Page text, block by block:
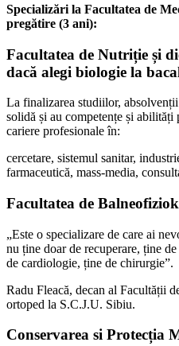
Specializări la Facultatea de
pregătire (3 ani):
Facultatea de Nutriție și
dacă alegi biologie la
La finalizarea studiilor,
solidă și au competențe și abilități
cariere profesionale în:
cercetare, sistemul sanitar,
farmaceutică, mass-media,
Facultatea de
„Este o specializare de care ai
nu ține doar de recuperare, ține
de cardiologie, ține de chirurgie”.
Radu Fleacă, decan al Facultății
ortoped la S.C.J.U. Sibiu.
Conservarea si Protecția